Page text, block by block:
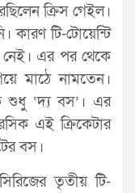
ক্রিস গেইল।
টি-টোয়েন্টি
এর পর থেকে
মাঠে নামতেন।
শুধু ‘দ্য বস’। এর
এই ক্রিকেটার
বস।
তৃতীয় টি-